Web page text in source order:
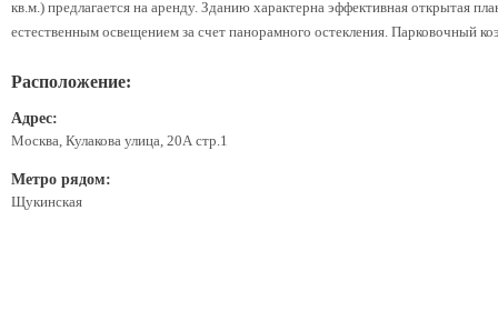
кв.м.) предлагается на аренду. Зданию характерна эффективная открытая
естественным освещением за счет панорамного остекления. Парковочный
Расположение:
Адрес:
Москва, Кулакова улица, 20А стр.1
Метро рядом:
Щукинская